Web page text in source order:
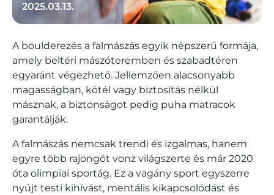
2025.03.13.
A boulderezés a falmászás egyik népszerű formája,
amely beltéri mászóteremben és szabadtéren
egyaránt végezhető. Jellemzően alacsonyabb
magasságban, kötél vagy biztosítás nélkül
másznak, a biztonságot pedig puha matracok
garantálják.
A falmászás nemcsak trendi és izgalmas, hanem
egyre több rajongót vonz világszerte és már 2020
óta olimpiai sportág. Ez a vagány sport egyszerre
nyújt testi kihívást, mentális kikapcsolódást és